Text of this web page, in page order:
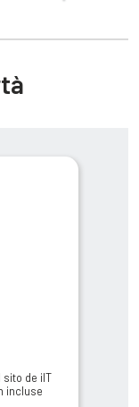
sito de ilT
incluse